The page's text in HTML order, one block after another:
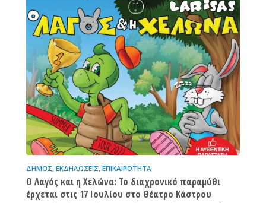
ΔΉΜΟΣ, ΕΚΔΗΛΏΣΕΙΣ, ΕΠΙΚΑΙΡΌΤΗΤΑ
Ο Λαγός και η Χελώνα: Το διαχρονικό παραμύθι
έρχεται στις 17 Ιουλίου στο Θέατρο Κάστρου